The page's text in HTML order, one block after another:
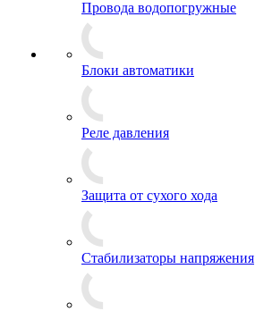
Провода водопогружные
Блоки автоматики
Реле давления
Защита от сухого хода
Стабилизаторы напряжения